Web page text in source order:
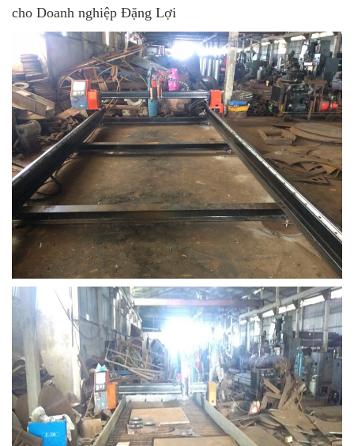
cho Doanh nghiệp Đặng Lợi